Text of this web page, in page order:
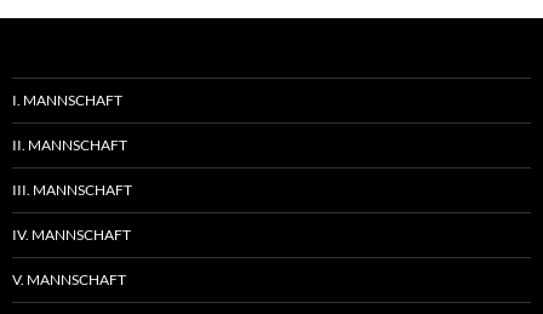
I. MANNSCHAFT
II. MANNSCHAFT
III. MANNSCHAFT
IV. MANNSCHAFT
V. MANNSCHAFT